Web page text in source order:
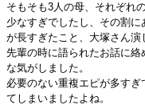
そもそも3人の母、それぞれ
少なすぎでしたし、その割
が長すぎたこと、大塚さん
先輩の時に語られたお話に
な気がしました。
必要のない重複エピが多す
てしまいましたよね。